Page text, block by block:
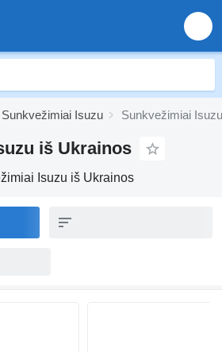
Sunkvežimiai Isuzu Sunkvežimiai
iš Ukrainos
Isuzu iš Ukrainos